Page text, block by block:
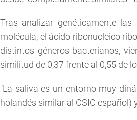
Tras analizar genéticamente
molécula, el ácido ribonucleico
distintos géneros bacterianos,
similitud de 0,37 frente al 0,55 de
"La saliva es un entorno muy
holandés similar al CSIC español)